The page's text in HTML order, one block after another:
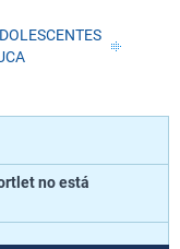
no está